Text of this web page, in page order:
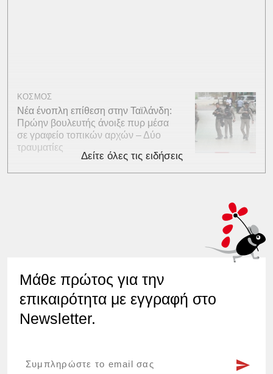
ΚΟΣΜΟΣ
Νέα ένοπλη επίθεση στην Ταϊλάνδη:
Πρώην βουλευτής άνοιξε πυρ μέσα
σε γραφείο τοπικών αρχών – Δύο
τραυματίες
Δείτε όλες τις ειδήσεις
Μάθε πρώτος για την
επικαιρότητα με εγγραφή στο
Newsletter.